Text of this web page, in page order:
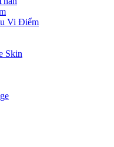
Vi Điểm
Skin